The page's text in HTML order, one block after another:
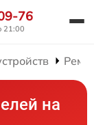
76
21:00
на